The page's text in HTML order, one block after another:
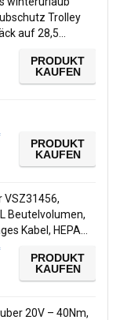
Trolley
auf 28,5…
PRODUKT
KAUFEN
PRODUKT
KAUFEN
VSZ31456,
Beutelvolumen,
Kabel, HEPA…
PRODUKT
KAUFEN
20V – 40Nm,